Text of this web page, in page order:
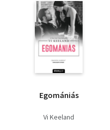
Egomániás
Vi Keeland